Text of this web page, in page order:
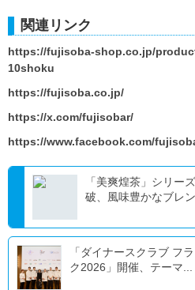
関連リンク
https://fujisoba-shop.co.jp/
10shoku
https://fujisoba.co.jp/
https://x.com/fujisobar/
https://www.facebook.com/
「美爽煌茶」シリー
破、風味豊かなブレ
「ダイナースクラブ フ
ク2026」開催、テーマ...